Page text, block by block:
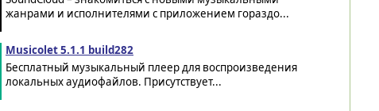
жанрами и исполнителями с приложением гораздо...
Musicolet 5.1.1 build282
Бесплатный музыкальный плеер для воспроизведения
локальных аудиофайлов. Присутствует...